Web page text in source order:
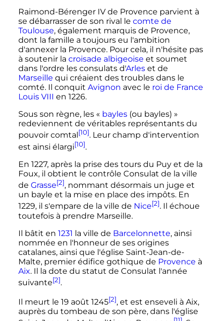
Raimond-Bérenger IVde Provence parvient à
se débarrasser de son rival le comte de
Toulouse, également marquis de Provence,
dont la famille a toujours eu l'ambition
d'annexer la Provence. Pour cela, il n'hésite pas
à soutenir la croisade albigeoise et soumet
dans l'ordre les consulats d'Arleset de
Marseille qui créaient des troubles dans le
comté. Il conquit Avignon avec le roi de France
Louis VIII en 1226.
Sous son règne, les « bayles(ou bayles) »
redeviennent de véritables représentants du
pouvoir comtal [10]. Leur champ d'intervention
est ainsi élargi[10].
En 1227, après la prise des tours du Puy et de la
Foux, il obtient le contrôle Consulat de la ville
de Grasse[2], nommant désormais un juge et
un bayle et la mise en place des impôts. En
1229, il s'empare de la ville de Nice[2]. Il échoue
toutefois à prendre Marseille.
Il bâtit en 1231 la ville de Barcelonnette, ainsi
nommée en l'honneur de ses origines
catalanes, ainsi que l'église Saint-Jean-de-
Malte, premier édifice gothique de Provence à
Aix. Il la dote du statut de Consulat l'année
suivante[2].
Il meurt le 19 août 1245[2], et est enseveli à Aix,
auprès du tombeau de son père, dans l'église